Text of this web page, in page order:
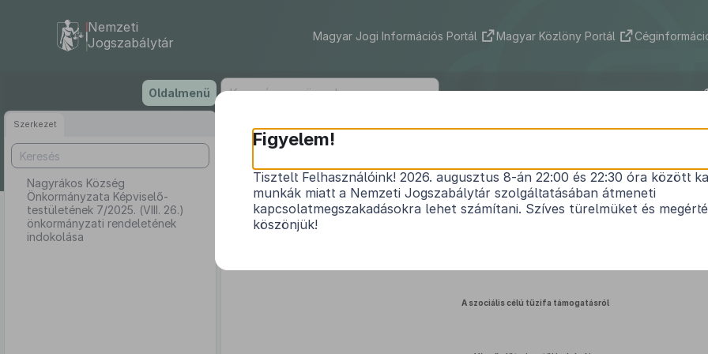
tartalomra
Nemzeti
Jogszabálytár
Magyar Jogi Információs Portál Magyar Közlöny Portál
Oldalmenü
Szerkezet
Nagyrákos Község
Önkormányzata Képviselő-
testületének 7/2025. (VIII. 26.)
önkormányzati rendeletének
indokolása
Nagyrákos Község Önkormányzata Képviselő-
7/2025. (VIII. 26.) önkormányzati rendeletének
A szociális célú tűzifa támogatásról
Figyelem!
Tisztelt Felhasználóink! 2026. augusztus 8-án 22:00 és 22:30 óra között
munkák miatt a Nemzeti Jogszabálytár szolgáltatásában átmeneti
kapcsolatmegszakadásokra lehet számítani. Szíves türelmüket és
köszönjük!